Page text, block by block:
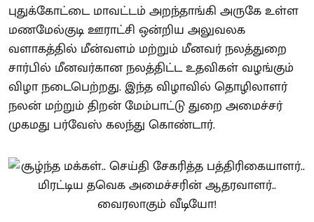
புதுக்கோட்டை மாவட்டம் அறந்தாங்கி அருகே உள்ள
மணமேல்குடி ஊராட்சி ஒன்றிய அலுவலக
வளாகத்தில் மீன்வளம் மற்றும் மீனவர் நலத்துறை
சார்பில் மீனவர்கான நலத்திட்ட உதவிகள் வழங்கும்
விழா நடைபெற்றது. இந்த விழாவில் தொழிலாளர்
நலன் மற்றும் திறன் மேம்பாட்டு துறை அமைச்சர்
முகமது பர்வேஸ் கலந்து கொண்டார்.